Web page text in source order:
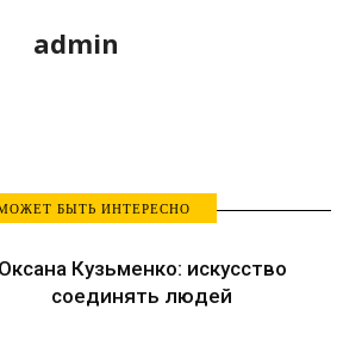
admin
БЫТЬ ИНТЕРЕСНО
Оксана Кузьменко: искусство
соединять людей